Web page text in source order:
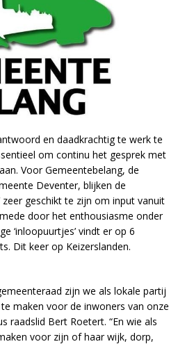
en daadkrachtig te werk te
om continu het gesprek met
Voor Gemeentebelang, de
Deventer, blijken de
zeer geschikt te zijn om input vanuit
door het enthousiasme onder
‘inloopuurtjes’ vindt er op 6
Dit keer op Keizerslanden.
zijn we als lokale partij
maken voor de inwoners van onze
raadslid Bert Roetert. “En wie als
voor zijn of haar wijk, dorp,